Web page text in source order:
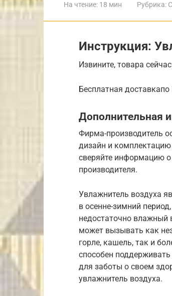
На чтение: 18 мин Рубрика:
Инструкция:
Извините, товара
Бесплатная
Дополнительная
Фирма-производитель
дизайн и комплектацию
сверяйте информацию
производителя.
Увлажнитель воздуха
в осенне-зимний
недостаточно влажный
может вызывать как
горле, кашель, так и
способен
для заботы о своем
увлажнитель воздуха.